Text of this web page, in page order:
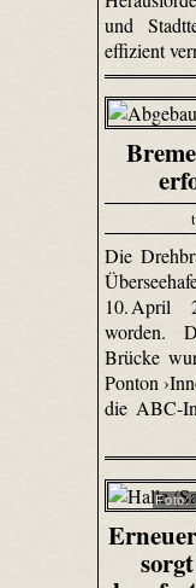
und
effizient
Die
10. April
worden.
Brücke
Ponton
die ABC-
Foto: